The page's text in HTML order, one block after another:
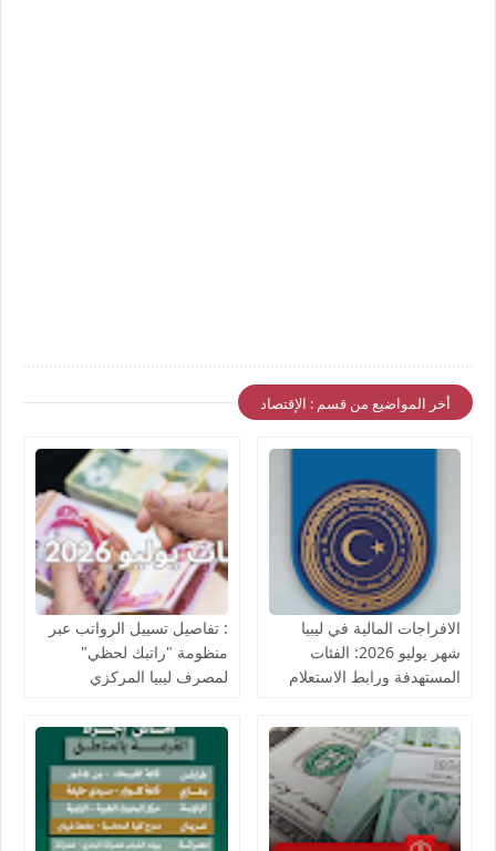
أخر المواضيع من قسم : الإقتصاد
الافراجات المالية في ليبيا
شهر يوليو 2026: الفئات
المستهدفة ورابط الاستعلام
: تفاصيل تسييل الرواتب عبر
منظومة "راتبك لحظي"
لمصرف ليبيا المركزي